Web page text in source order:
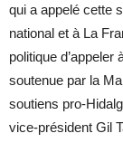
qui a appelé cette
national et à La
politique
soutenue par la
soutiens pro-
vice-président Gil